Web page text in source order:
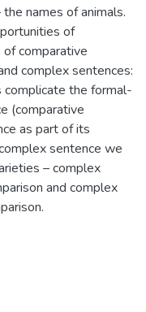
names of animals.
of
comparative
complex sentences:
complicate the formal-
(comparative
as part of its
sentence we
– complex
and complex